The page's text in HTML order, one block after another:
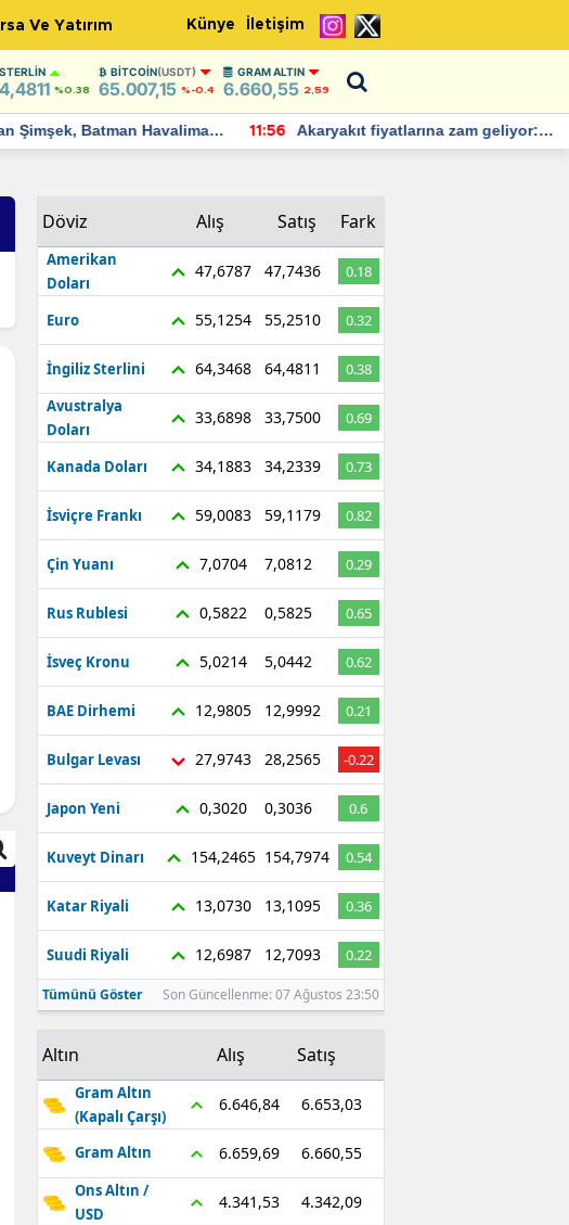
Ve Yatırım Künye İletişim
STERLIN
%0.38
BITCOIN(USDT)
65.007,15 %-0.4
GRAM ALTIN
6.660,55 2,59
Şimşek, Batman Havalimanı
verici açıklamalarda
11:56
Akaryakıt fiyatlarına zam geliyor:
Yeni tarih açıklandı
Döviz Alış Satış Fark
Amerikan
Doları
47,6787 47,7436 0.18
Euro 55,1254 55,2510 0.32
İngiliz Sterlini 64,3468 64,4811
0.38
Avustralya
Doları
33,6898 33,7500 0.69
Kanada Doları 34,1883 34,2339 0.73
İsviçre Frankı 59,0083 59,1179 0.82
Çin Yuanı 7,0704 7,0812 0.29
Rus Rublesi 0,5822 0,5825 0.65
İsveç Kronu 5,0214 5,0442 0.62
BAE Dirhemi 12,9805 12,9992 0.21
Bulgar Levası 27,9743 28,2565 -0.22
Japon Yeni 0,3020 0,3036 0.6
Kuveyt Dinarı 154,2465 154,7974 0.54
Katar Riyali 13,0730 13,1095 0.36
Suudi Riyali 12,6987 12,7093 0.22
Tümünü Göster Son Güncellenme: 07 Ağustos 23:50
Altın Alış Satış
Gram Altın
(Kapalı Çarşı)
6.646,84 6.653,03
Gram Altın 6.659,69 6.660,55
Ons Altın /
USD
4.341,53 4.342,09